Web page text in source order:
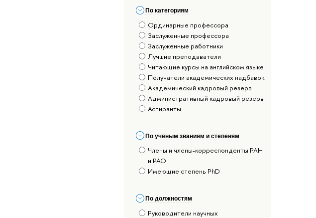
По категориям
Ординарные профессора
Заслуженные профессора
Заслуженные работники
Лучшие преподаватели
Читающие курсы на английском языке
Получатели академических надбавок
Академический кадровый резерв
Административный кадровый резерв
Аспиранты
По учёным званиям и степеням
Члены и члены-корреспонденты РАН
и РАО
Имеющие степень PhD
По должностям
Руководители научных